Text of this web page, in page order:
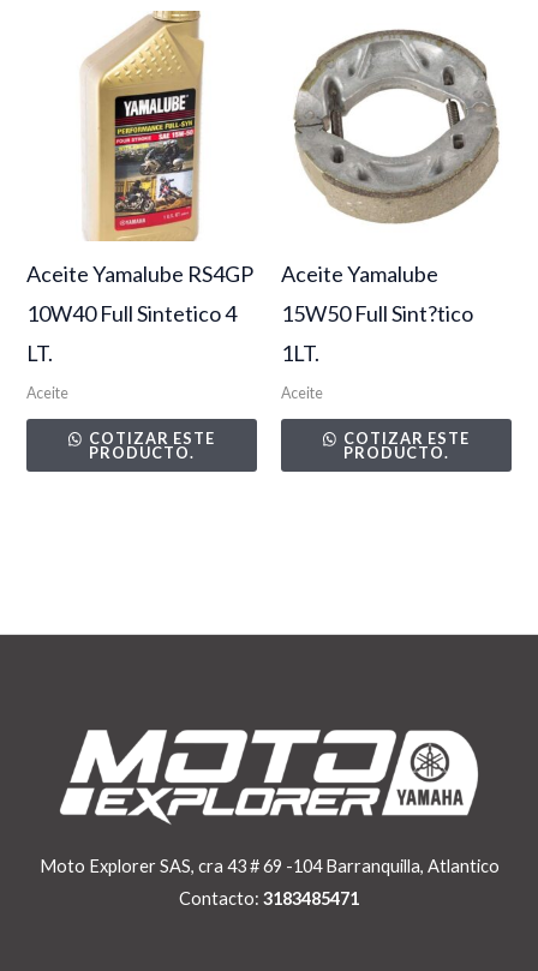
Aceite Yamalube RS4GP
10W40 Full Sintetico 4
LT.
Aceite
COTIZAR ESTE
PRODUCTO.
Aceite Yamalube
15W50 Full Sint?tico
1LT.
Aceite
COTIZAR ESTE
PRODUCTO.
Moto Explorer SAS, cra 43 # 69 -104 Barranquilla, Atlantico
Contacto: 3183485471